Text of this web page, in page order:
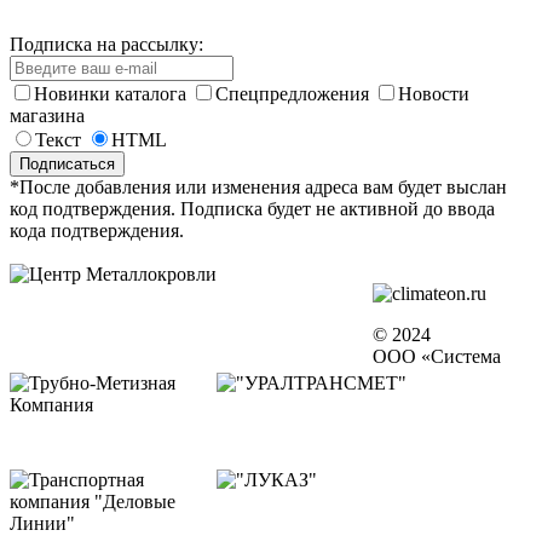
Подписка на рассылку:
Новинки каталога Спецпредложения
Новости
магазина
Текст
HTML
*После добавления или изменения адреса вам будет выслан
код подтверждения. Подписка будет не активной до ввода
кода подтверждения.
© 2024
ООО «Система